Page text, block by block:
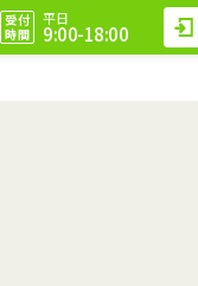
受付
時間
平日
9:00-18:00